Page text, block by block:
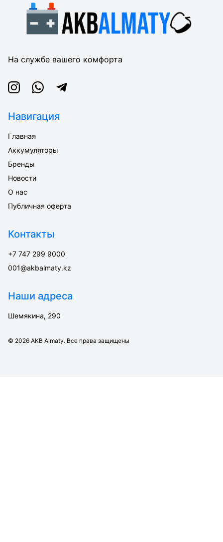
На службе вашего комфорта
InstagramWhatsappTelegram
Навигация
Главная
Аккумуляторы
Бренды
Новости
О нас
Публичная оферта
Контакты
+7 747 299 9000
001@akbalmaty.kz
Наши адреса
Шемякина, 290
© 2026 AKB Almaty. Все права защищены